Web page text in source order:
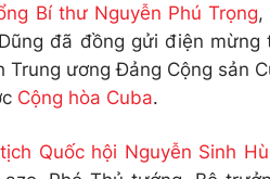
Bí thư Nguyễn Phú Trọng,
đã đồng gửi điện
Trung ương Đảng Cộng sản
Cộng hòa Cuba.
Quốc hội Nguyễn Sinh